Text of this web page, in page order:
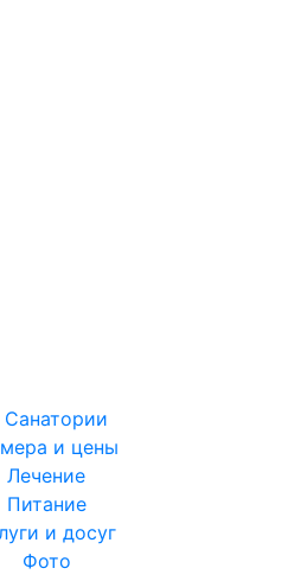
и цены
Лечение
Питание
и досуг
Фото